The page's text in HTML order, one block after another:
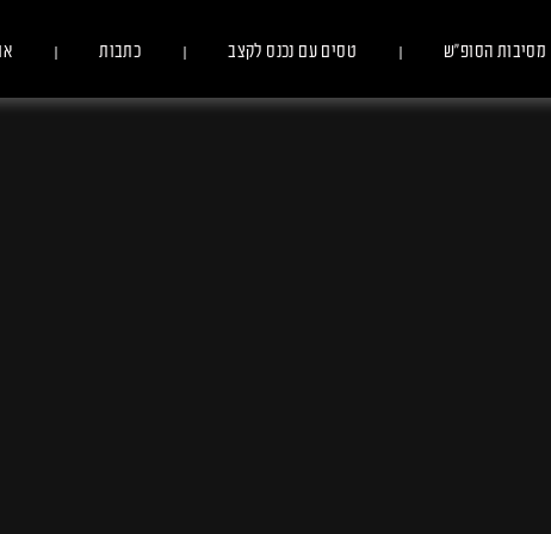
מסיבות הסופ״ש טסים עם נכנס לקצב כתבות